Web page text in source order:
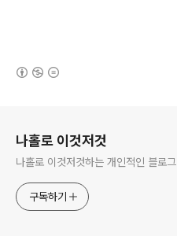
나홀로 이것저것
나홀로 이것저것하는 개인적인 블로그
구독하기